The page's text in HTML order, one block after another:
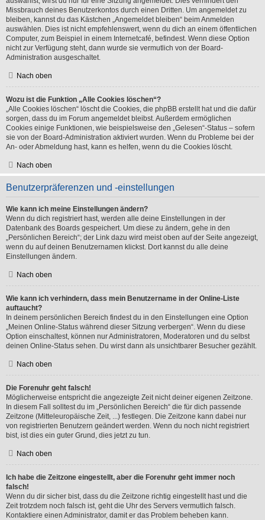
Missbrauch deines Benutzerkontos durch einen Dritten. Um angemeldet zu
bleiben, kannst du das Kästchen „Angemeldet bleiben“ beim Anmelden
auswählen. Dies ist nicht empfehlenswert, wenn du dich an einem öffentlichen
Computer, zum Beispiel in einem Internetcafé, befindest. Wenn diese Option
nicht zur Verfügung steht, dann wurde sie vermutlich von der Board-
Administration ausgeschaltet.
Nach oben
Wozu ist die Funktion „Alle Cookies löschen“?
„Alle Cookies löschen“ löscht die Cookies, die phpBB erstellt hat und die dafür
sorgen, dass du im Forum angemeldet bleibst. Außerdem ermöglichen
Cookies einige Funktionen, wie beispielsweise den „Gelesen“-Status – sofern
sie von der Board-Administration aktiviert wurden. Wenn du Probleme bei der
An- oder Abmeldung hast, kann es helfen, wenn du die Cookies löscht.
Nach oben
Benutzerpräferenzen und -einstellungen
Wie kann ich meine Einstellungen ändern?
Wenn du dich registriert hast, werden alle deine Einstellungen in der
Datenbank des Boards gespeichert. Um diese zu ändern, gehe in den
„Persönlichen Bereich“; der Link dazu wird meist oben auf der Seite angezeigt,
wenn du auf deinen Benutzernamen klickst. Dort kannst du alle deine
Einstellungen ändern.
Nach oben
Wie kann ich verhindern, dass mein Benutzername in der Online-Liste
auftaucht?
In deinem persönlichen Bereich findest du in den Einstellungen eine Option
„Meinen Online-Status während dieser Sitzung verbergen“. Wenn du diese
Option einschaltest, können nur Administratoren, Moderatoren und du selbst
deinen Online-Status sehen. Du wirst dann als unsichtbarer Besucher gezählt.
Nach oben
Die Forenuhr geht falsch!
Möglicherweise entspricht die angezeigte Zeit nicht deiner eigenen Zeitzone.
In diesem Fall solltest du im „Persönlichen Bereich“ die für dich passende
Zeitzone (Mitteleuropäische Zeit, ...) festlegen. Die Zeitzone kann dabei nur
von registrierten Benutzern geändert werden. Wenn du noch nicht registriert
bist, ist dies ein guter Grund, dies jetzt zu tun.
Nach oben
Ich habe die Zeitzone eingestellt, aber die Forenuhr geht immer noch
falsch!
Wenn du dir sicher bist, dass du die Zeitzone richtig eingestellt hast und die
Zeit trotzdem noch falsch ist, geht die Uhr des Servers vermutlich falsch.
Kontaktiere einen Administrator, damit er das Problem beheben kann.